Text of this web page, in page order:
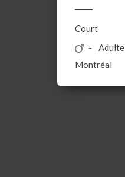
Court
Adulte
Montréal